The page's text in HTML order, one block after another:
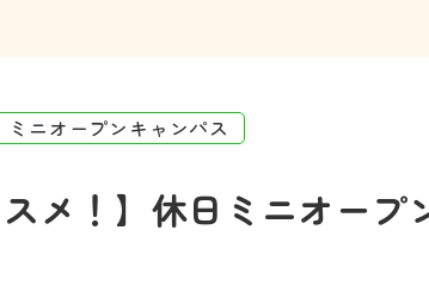
メ！】休日ミニオープ
ミニオープンキャンパス